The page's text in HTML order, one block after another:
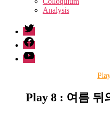
Analysis
twitter
facebook
Youtube
Play 8 : 여름 뒤